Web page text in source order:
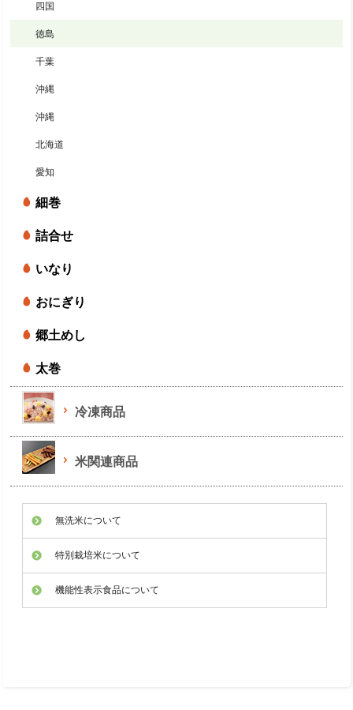
四国
徳島
千葉
沖縄
沖縄
北海道
愛知
細巻
詰合せ
いなり
おにぎり
郷土めし
太巻
冷凍商品
米関連商品
無洗米について
特別栽培米について
機能性表示食品について